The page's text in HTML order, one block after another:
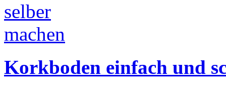
Korkboden einfach und